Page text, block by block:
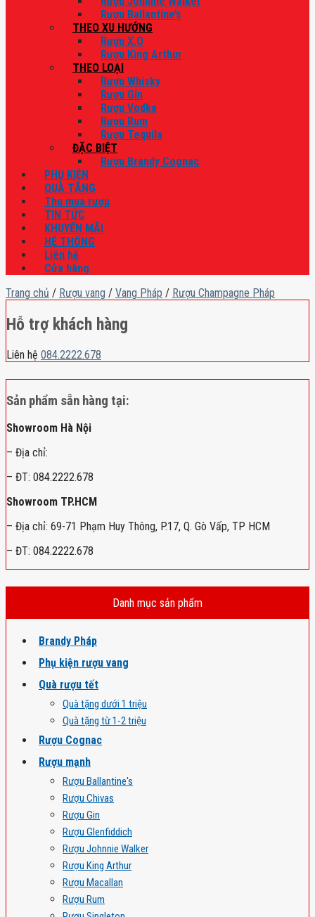
Rượu Ballantine’s
THEO XU HƯỚNG
Rượu X.O
Rượu King Arthur
THEO LOẠI
Rượu Whisky
Rượu Gin
Rượu Vodka
Rượu Rum
Rượu Tequila
ĐẶC BIỆT
Rượu Brandy Cognac
PHỤ KIỆN
QUÀ TẶNG
Thu mua rượu
TIN TỨC
KHUYẾN MÃI
HỆ THỐNG
Liên hệ
Cửa hàng
Trang chủ / Rượu vang / Vang Pháp / Rượu Champagne Pháp
Hỗ trợ khách hàng
Liên hệ 084.2222.678
Sản phẩm sẵn hàng tại:
Showroom Hà Nội
– Địa chỉ:
– ĐT: 084.2222.678
Showroom TP.HCM
– Địa chỉ: 69-71 Phạm Huy Thông, P.17, Q. Gò Vấp, TP HCM
– ĐT: 084.2222.678
Danh mục sản phẩm
Brandy Pháp
Phụ kiện rượu vang
Quà rượu tết
Quà tặng dưới 1 triệu
Quà tặng từ 1-2 triệu
Rượu Cognac
Rượu mạnh
Rượu Ballantine's
Rượu Chivas
Rượu Gin
Rượu Glenfiddich
Rượu Johnnie Walker
Rượu King Arthur
Rượu Macallan
Rượu Rum